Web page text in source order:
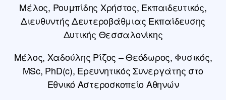
Μέλος, Ρουμπίδης Χρήστος, Εκπαιδευτικός,
Διευθυντής Δευτεροβάθμιας Εκπαίδευσης
Δυτικής Θεσσαλονίκης
Μέλος, Χαδούλης Ρίζος – Θεόδωρος, Φυσικός,
MSc, PhD(c), Ερευνητικός Συνεργάτης στο
Εθνικό Αστεροσκοπείο Αθηνών